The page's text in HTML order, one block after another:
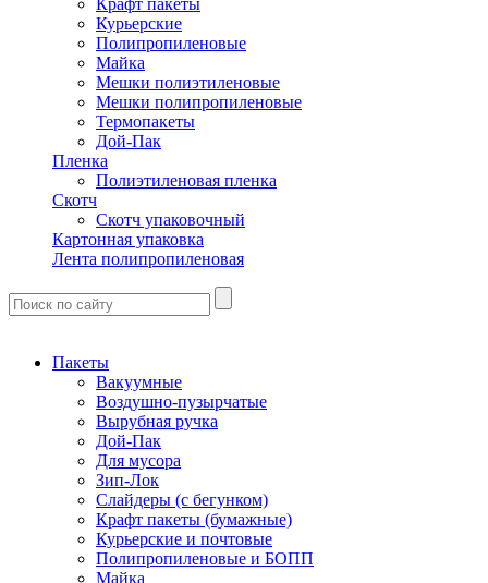
Курьерские
Полипропиленовые
Майка
Мешки полиэтиленовые
Мешки полипропиленовые
Термопакеты
Дой-Пак
Пленка
Полиэтиленовая пленка
Скотч
Скотч упаковочный
Картонная упаковка
Лента полипропиленовая
Пакеты
Вакуумные
Воздушно-пузырчатые
Вырубная ручка
Дой-Пак
Для мусора
Зип-Лок
Слайдеры (с бегунком)
Крафт пакеты (бумажные)
Курьерские и почтовые
Полипропиленовые и БОПП
Майка